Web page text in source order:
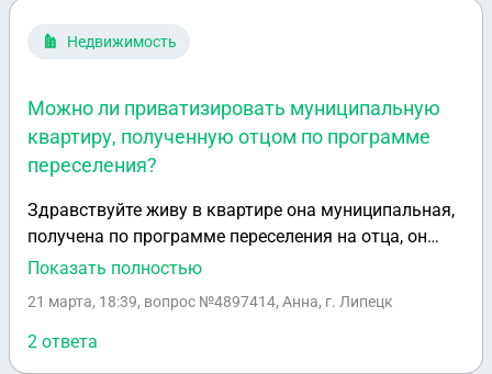
Недвижимость
Можно ли приватизировать муниципальную
квартиру, полученную отцом по программе
переселения?
Здравствуйте живу в квартире она муниципальная,
получена по программе переселения на отца, он
умер прописаны я и мои дети, могу ли
сказали в сельсовете: что по программе
переселения после отца идёт по счету мама которая
и может приватизировать якобы,а я только по
Показать полностью
21 марта, 18:39, вопрос №4897414, Анна, г. Липецк
2 ответа